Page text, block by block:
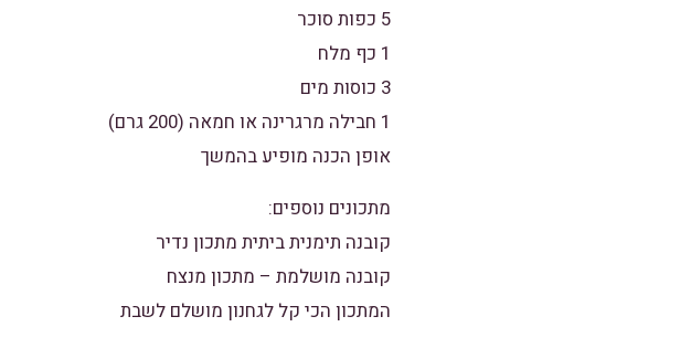
5 כפות סוכר
1 כף מלח
3 כוסות מים
1 חבילה מרגרינה או חמאה (200 גרם)
אופן הכנה מופיע בהמשך
מתכונים נוספים:
קובנה תימנית ביתית מתכון נדיר
קובנה מושלמת – מתכון מנצח
המתכון הכי קל לגחנון מושלם לשבת